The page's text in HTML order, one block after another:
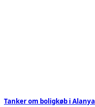
Tanker om boligkøb i Alanya